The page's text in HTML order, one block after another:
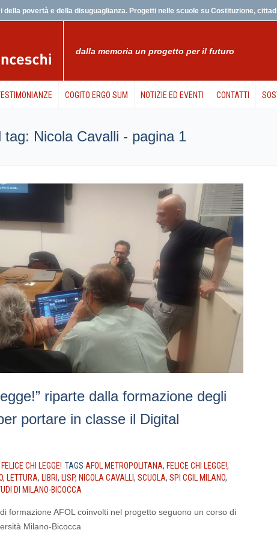
povertà e della disuguaglianza. Progetti nelle scuole su Costituzione,
dalla memoria un progetto per il futuro
COGITO ERGO SUM NOTIZIE ED EVENTI CONTATTI
Nicola Cavalli - pagina 1
riparte dalla formazione degli
portare in classe il Digital
FELICE CHI LEGGE! TAGS AFOL METROPOLITANA, FELICE CHI LEGGE!,
, LETTURA, LIBRI , LISP, NICOLA CAVALLI , SCUOLA, SPI CGIL MILANO,
DI MILANO-BICOCCA
formazione AFOL coinvolti nel progetto seguono un corso di
Milano-Bicocca